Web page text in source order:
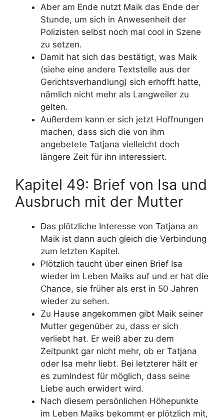
Aber am Ende nutzt Maik das Ende der
Stunde, um sich in Anwesenheit der
Polizisten selbst noch mal cool in Szene
zu setzen.
Damit hat sich das bestätigt, was Maik
(siehe eine andere Textstelle aus der
Gerichtsverhandlung) sich erhofft hatte,
nämlich nicht mehr als Langweiler zu
gelten.
Außerdem kann er sich jetzt Hoffnungen
machen, dass sich die von ihm
angebetete Tatjana vielleicht doch
längere Zeit für ihn interessiert.
Kapitel 49: Brief von Isa und
Ausbruch mit der Mutter
Das plötzliche Interesse von Tatjana an
Maik ist dann auch gleich die Verbindung
zum letzten Kapitel.
Plötzlich taucht über einen Brief Isa
wieder im Leben Maiks auf und er hat die
Chance, sie früher als erst in 50 Jahren
wieder zu sehen.
Zu Hause angekommen gibt Maik seiner
Mutter gegenüber zu, dass er sich
verliebt hat. Er weiß aber zu dem
Zeitpunkt gar nicht mehr, ob er Tatjana
oder Isa mehr liebt. Bei letzterer hält er
es zumindest für möglich, dass seine
Liebe auch erwidert wird.
Nach diesem persönlichen Höhepunkte
im Leben Maiks bekommt er plötzlich mit,